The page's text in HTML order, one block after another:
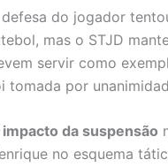
do jogador
mas o STJD
servir como
tomada por
impacto da suspensão
no esquema